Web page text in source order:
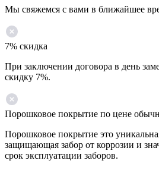
Мы свяжемся с вами в ближайшее
7% скидка
При заключении договора в день
скидку 7%.
Порошковое покрытие по цене
Порошковое покрытие это
защищающая забор от коррозии и
срок эксплуатации заборов.